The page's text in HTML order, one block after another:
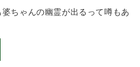
ちゃんの幽霊が出るって噂もあ